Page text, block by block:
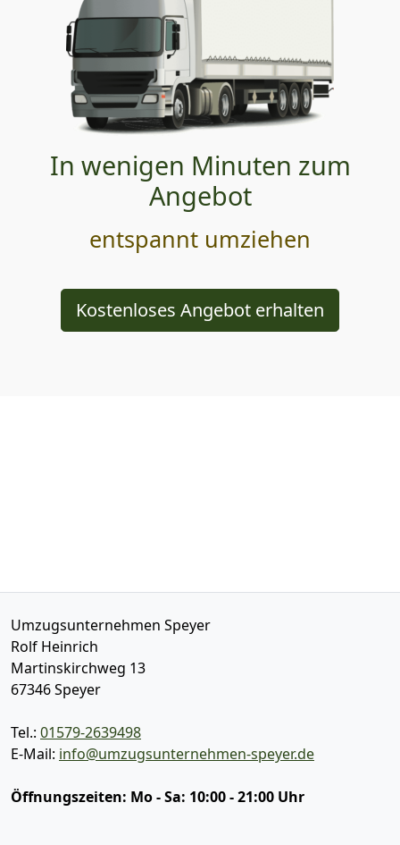
In wenigen Minuten zum
Angebot
entspannt umziehen
Kostenloses Angebot erhalten
Umzugsunternehmen Speyer
Rolf Heinrich
Martinskirchweg 13
67346Speyer
Tel.: 01579-2639498
E-Mail: info@umzugsunternehmen-speyer.de
Öffnungszeiten: Mo - Sa: 10:00 - 21:00 Uhr